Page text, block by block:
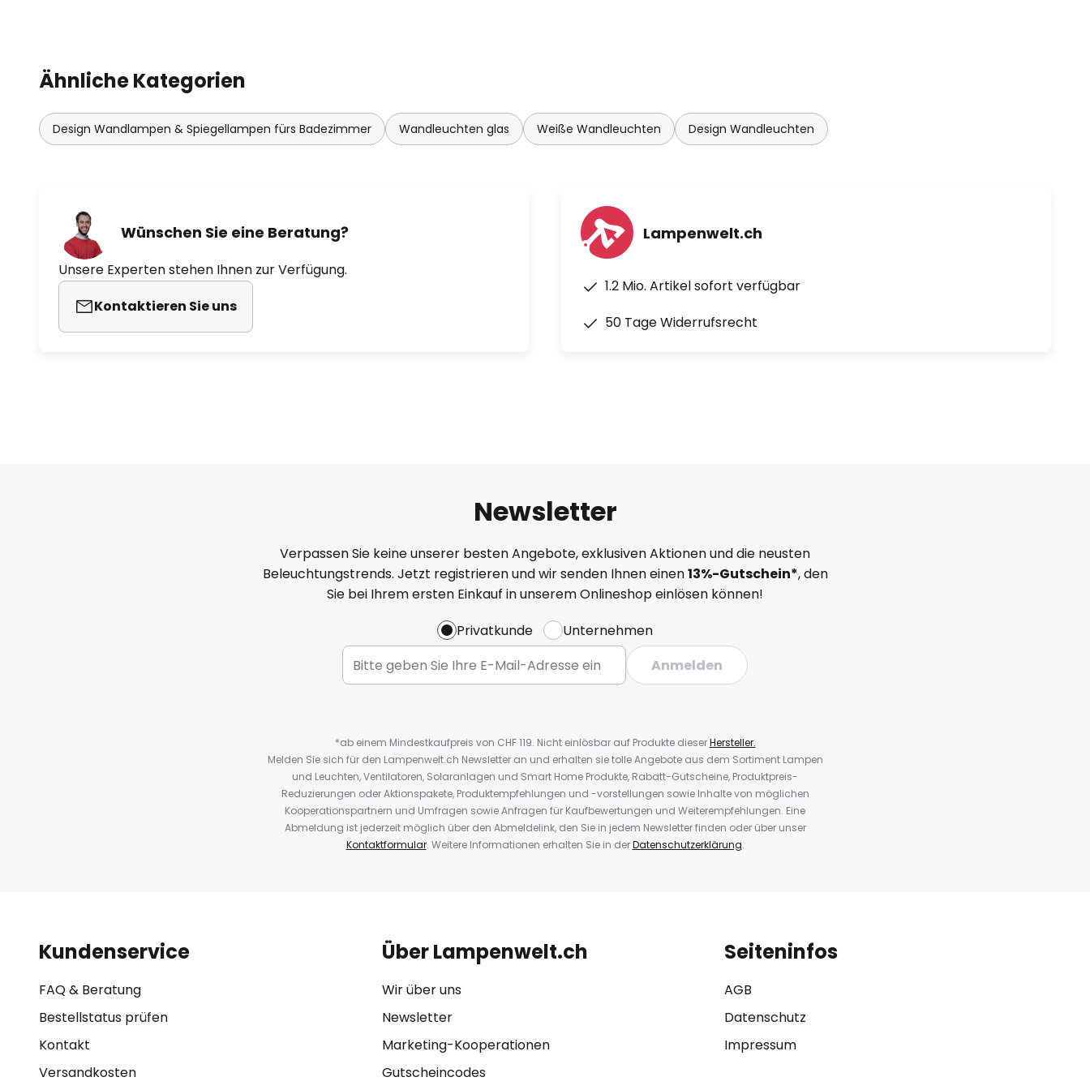
Ähnliche Kategorien
Design Wandlampen & Spiegellampen fürs Badezimmer Wandleuchten glas Weiße Wandleuchten Design Wandleuchten
Wünschen Sie eine Beratung?
Unsere Experten stehen Ihnen zur Verfügung.
Kontaktieren Sie uns
Lampenwelt.ch
1.2 Mio. Artikel sofort verfügbar
50 Tage Widerrufsrecht
Newsletter
Verpassen Sie keine unserer besten Angebote, exklusiven Aktionen und die neusten
Beleuchtungstrends. Jetzt registrieren und wir senden Ihnen einen13%-Gutschein*, den
Sie bei Ihrem ersten Einkauf in unserem Onlineshop einlösen können!
Privatkunde
Unternehmen
Anmelden
*ab einem Mindestkaufpreis von CHF 119. Nicht einlösbar auf Produkte dieserHersteller.
Melden Sie sich für den Lampenwelt.ch Newsletter an und erhalten sie tolle Angebote aus dem Sortiment Lampen
und Leuchten, Ventilatoren, Solaranlagen und Smart Home Produkte, Rabatt-Gutscheine, Produktpreis-
Reduzierungen oder Aktionspakete, Produktempfehlungen und -vorstellungen sowie Inhalte von möglichen
Kooperationspartnern und Umfragen sowie Anfragen für Kaufbewertungen und Weiterempfehlungen. Eine
Abmeldung ist jederzeit möglich über den Abmeldelink, den Sie in jedem Newsletter finden oder über unser
Kontaktformular. Weitere Informationen erhalten Sie in derDatenschutzerklärung.
Kundenservice
FAQ & Beratung
Bestellstatus prüfen
Kontakt
Versandkosten
Über Lampenwelt.ch
Wir über uns
Newsletter
Marketing-Kooperationen
Gutscheincodes
Seiteninfos
AGB
Datenschutz
Impressum